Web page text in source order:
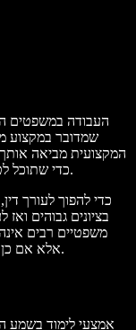
העבודה במשפטים
שמדובר במקצוע
המקצועית מביאה אותך
כדי שתוכל לטעון למען האמת, הצדק—והכי חשוב—לפי החוק.
כדי להפוך לעורך
בציונים גבוהים
משפטיים רבים
אלא אם כן תיעזר בחומרי לימוד ומדריכי הכנה בפורמט שמע.
אמצעי לימוד בשמע